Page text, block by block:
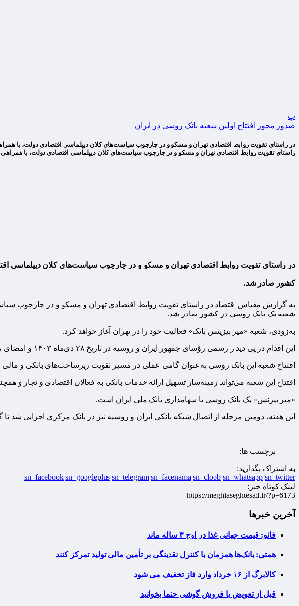
پ
صدور مجوز افتتاح اولین شعبه بانک روسی در ایران
در راستای تقویت روابط اقتصادی تهران و مسکو و در چارچوب سیاست‌های کلان دیپلماسی اقتصادی دولت، با
راستای تقویت روابط اقتصادی تهران و مسکو و در چارچوب سیاست‌های کلان دیپلماسی اقتصادی دولت، با
در راستای تقویت روابط اقتصادی تهران و مسکو و در چارچوب سیاست‌های کلان دیپلماسی
کشور صادر شد.
به گزارش مقیاس اقتصاد در راستای تقویت روابط اقتصادی تهران و مسکو و در چارچوب
شعبه یک بانک روسی در کشور صادر شد.
به‌زودی، شعبه «میر بیزینس بانک» فعالیت خود را در تهران آغاز خواهد کرد.
این اقدام در پی دیدار رسمی رؤسای جمهور ایران و روسیه در تاریخ ۲۸ دی‌ماه ۱۴۰۳ و امضای معاهده جامع راهبردی میان دو کشور صورت گرفته است.
افتتاح شعبه این بانک روسی به‌عنوان گامی عملی در مسیر تقویت زیرساخت‌های بانکی و
افتتاح این شعبه می‌تواند زمینه‌ساز تسهیل ارائه خدمات بانکی به فعالان اقتصادی و تجار
«میر بیزنس» یک بانک روسی با سهامداری بانک ملی ایران است.
این هفته، دومین مرحله از اتصال شبکه بانکی ایران و روسیه نیز در بانک مرکزی اجرایی شد
برچسب ها:
به اشتراک بگذارید:
sn_facebook sn_googleplus sn_telegram sn_facenama sn_cloob sn_whatsapp sn_twitter
لینک کوتاه خبر:
https://meghiaseghtesad.ir/?p=6173
آخرین خبرها
فائو: قیمت جهانی غذا در اوج ۳ ساله ماند
همتی: بانک‌ها همزمان با کنترل نقدینگی بر تأمین مالی تولید تمرکز کنند
کالابرگ از ۱۶ خرداد وارد فاز تخفیف می شود
قبل از تعویض یا فروش گوشی حتما بخوانید